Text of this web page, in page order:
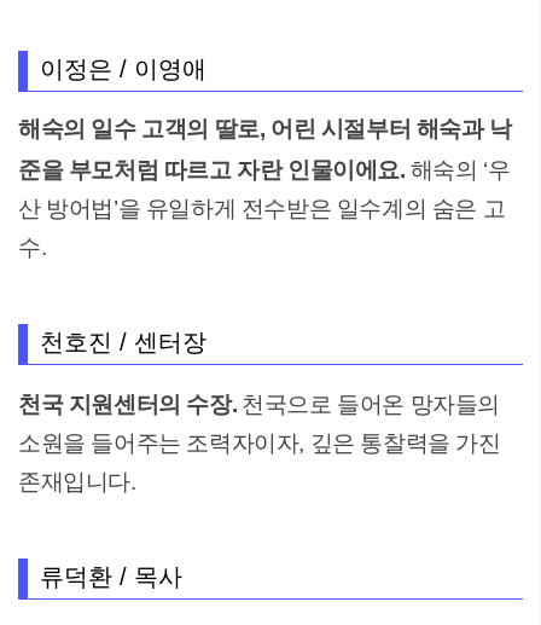
이정은 / 이영애
해숙의 일수 고객의 딸로, 어린 시절부터 해숙과 낙
준을 부모처럼 따르고 자란 인물이에요. 해숙의 ‘우
산 방어법’을 유일하게 전수받은 일수계의 숨은 고
수.
천호진 / 센터장
천국 지원센터의 수장. 천국으로 들어온 망자들의
소원을 들어주는 조력자이자, 깊은 통찰력을 가진
존재입니다.
류덕환 / 목사